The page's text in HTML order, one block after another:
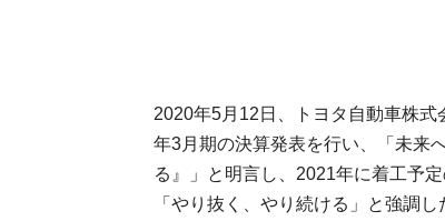
2020年5月12日、トヨタ自動車株
年3月期の決算発表を行い、「未来
る』」と明言し、2021年に着工予
「やり抜く、やり続ける」と強調し